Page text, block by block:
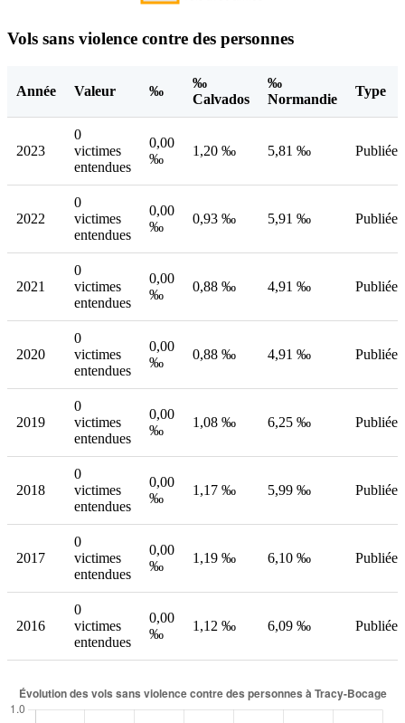
Vols sans violence contre des personnes
Année Valeur ‰
‰
Calvados
‰
Normandie
Type
2023
0
victimes
entendues
0,00
‰
1,20 ‰ 5,81 ‰ Publiée
2022
0
victimes
entendues
0,00
‰
0,93 ‰ 5,91 ‰ Publiée
2021
0
victimes
entendues
0,00
‰
0,88 ‰ 4,91 ‰ Publiée
2020
0
victimes
entendues
0,00
‰
0,88 ‰ 4,91 ‰ Publiée
2019
0
victimes
entendues
0,00
‰
1,08 ‰ 6,25 ‰ Publiée
2018
0
victimes
entendues
0,00
‰
1,17 ‰ 5,99 ‰ Publiée
2017
0
victimes
entendues
0,00
‰
1,19 ‰ 6,10 ‰ Publiée
2016
0
victimes
entendues
0,00
‰
1,12 ‰ 6,09 ‰ Publiée